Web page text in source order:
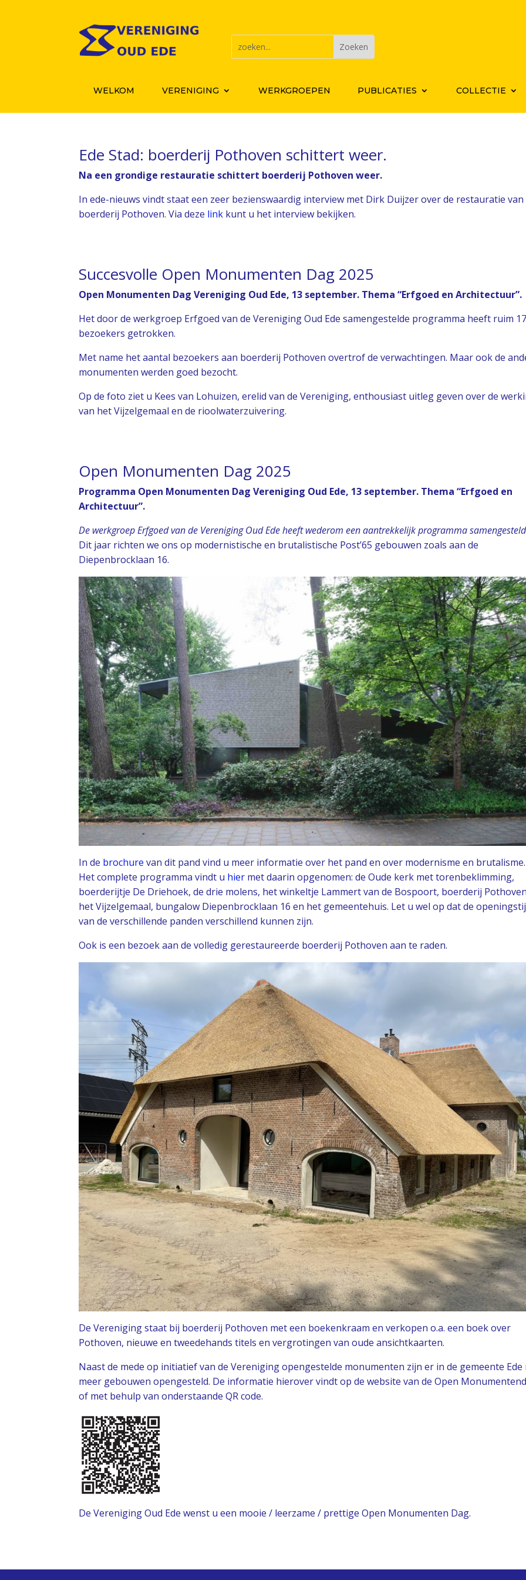
WELKOM VERENIGING WERKGROEPEN PUBLICATIES COLLECTIE
Ede Stad: boerderij Pothoven schittert weer.
Na een grondige restauratie schittert boerderij Pothoven weer.
In ede-nieuws vindt staat een zeer bezienswaardig interview met Dirk Duijzer over de restauratie van
boerderij Pothoven. Via deze link kunt u het interview bekijken.
Succesvolle Open Monumenten Dag 2025
Open Monumenten Dag Vereniging Oud Ede, 13 september. Thema “Erfgoed en Architectuur”.
Het door de werkgroep Erfgoed van de Vereniging Oud Ede samengestelde programma heeft ruim
bezoekers getrokken.
Met name het aantal bezoekers aan boerderij Pothoven overtrof de verwachtingen. Maar ook de
monumenten werden goed bezocht.
Op de foto ziet u Kees van Lohuizen, erelid van de Vereniging, enthousiast uitleg geven over de
van het Vijzelgemaal en de rioolwaterzuivering.
Open Monumenten Dag 2025
Programma Open Monumenten Dag Vereniging Oud Ede, 13 september. Thema “Erfgoed en
Architectuur”.
De werkgroep Erfgoed van de Vereniging Oud Ede heeft wederom een aantrekkelijk programma
Dit jaar richten we ons op modernistische en brutalistische Post’65 gebouwen zoals aan de
Diepenbrocklaan 16.
In de brochure van dit pand vind u meer informatie over het pand en over modernisme en brutalisme.
Het complete programma vindt u hier met daarin opgenomen: de Oude kerk met torenbeklimming,
boerderijtje De Driehoek, de drie molens, het winkeltje Lammert van de Bospoort, boerderij
het Vijzelgemaal, bungalow Diepenbrocklaan 16 en het gemeentehuis. Let u wel op dat de
van de verschillende panden verschillend kunnen zijn.
Ook is een bezoek aan de volledig gerestaureerde boerderij Pothoven aan te raden.
De Vereniging staat bij boerderij Pothoven met een boekenkraam en verkopen o.a. een boek over
Pothoven, nieuwe en tweedehands titels en vergrotingen van oude ansichtkaarten.
Naast de mede op initiatief van de Vereniging opengestelde monumenten zijn er in de gemeente Ede
meer gebouwen opengesteld. De informatie hierover vindt op de website van de Open
of met behulp van onderstaande QR code.
De Vereniging Oud Ede wenst u een mooie / leerzame / prettige Open Monumenten Dag.